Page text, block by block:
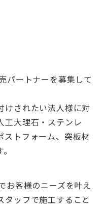
パートナーを募集して
けされたい法人様に対
工大理石・ステンレ
ストフォーム、突板材
お客様のニーズを叶え
タッフで施工すること